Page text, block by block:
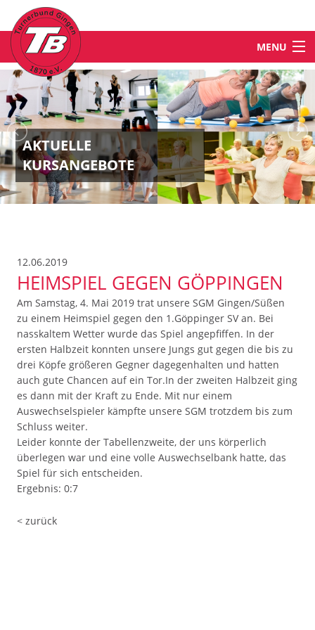
MENU
STARTSEITE
NEWS
ABTEILUNGEN & ANGEBOTE
KONTAKT
AKTUELLE
KURSANGEBOTE
12.06.2019
HEIMSPIEL GEGEN GÖPPINGEN
Am Samstag, 4. Mai 2019 trat unsere SGM Gingen/Süßen
zu einem Heimspiel gegen den 1.Göppinger SV an. Bei
nasskaltem Wetter wurde das Spiel angepfiffen. In der
ersten Halbzeit konnten unsere Jungs gut gegen die bis zu
drei Köpfe größeren Gegner dagegenhalten und hatten
auch gute Chancen auf ein Tor.In der zweiten Halbzeit ging
es dann mit der Kraft zu Ende. Mit nur einem
Auswechselspieler kämpfte unsere SGM trotzdem bis zum
Schluss weiter.
Leider konnte der Tabellenzweite, der uns körperlich
überlegen war und eine volle Auswechselbank hatte, das
Spiel für sich entscheiden.
Ergebnis: 0:7
< zurück